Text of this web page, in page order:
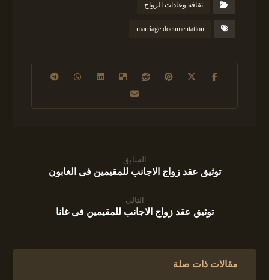
ثقافة وعادات الزواج
marriage documentation
السابق
توثيق عقد زواج الاجانب للمقيمين فى الغابون
التالى
توثيق عقد زواج الاجانب للمقيمين فى غانا
مقالات ذات صلة